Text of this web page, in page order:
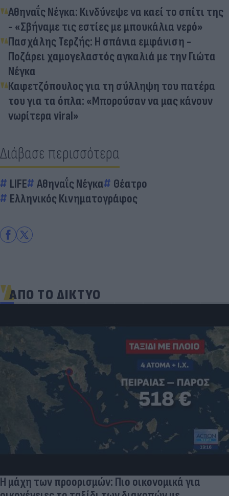
Αθηναΐς Νέγκα: Κινδύνεψε να καεί το σπίτι της
- «Σβήναμε τις εστίες με μπουκάλια νερό»
Πασχάλης Τερζής: Η σπάνια εμφάνιση -
Ποζάρει χαμογελαστός αγκαλιά με την Γιώτα
Νέγκα
Καφετζόπουλος για τη σύλληψη του πατέρα
του για τα όπλα: «Μπορούσαν να μας κάνουν
νωρίτερα viral»
Διάβασε περισσότερα
LIFE Αθηναΐς Νέγκα
Θέατρο
Ελληνικός Κινηματογράφος
ΑΠΟ ΤΟ ΔΙΚΤΥΟ
Η μάχη των προορισμών: Πιο οικονομικά για